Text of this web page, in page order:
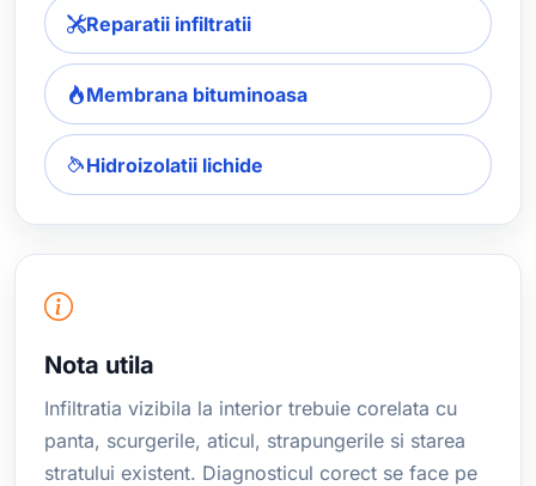
Reparatii infiltratii
Membrana bituminoasa
Hidroizolatii lichide
Nota utila
Infiltratia vizibila la interior trebuie corelata cu
panta, scurgerile, aticul, strapungerile si starea
stratului existent. Diagnosticul corect se face pe